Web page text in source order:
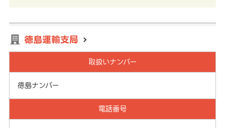
徳島運輸支局
取扱いナンバー
徳島ナンバー
電話番号